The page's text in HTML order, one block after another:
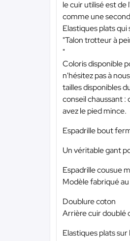
le cuir utilisé est
comme une
Elastiques plats
"Talon trotteur à
"
Coloris disponible
n'hésitez pas à
tailles disponibles
conseil chaussant :
avez le pied mince.
Espadrille bout
Un véritable gant
Espadrille cousue
Modèle fabriqué
Doublure coton
Arrière cuir doublé
Elastiques plats